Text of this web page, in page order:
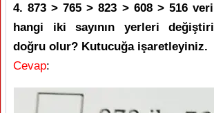
4. 873 > 765 > 823 > 608 > 516
hangi iki sayının yerleri
doğru olur? Kutucuğa işaretleyiniz.
Cevap: